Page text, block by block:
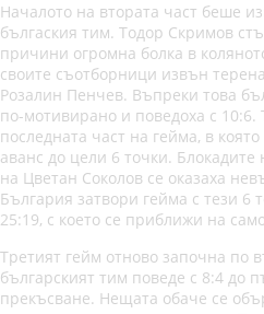
Началото на втората част беше
бългаския тим. Тодор Скримов
причини огромна болка в
своите съотборници извън
Розалин Пенчев. Въпреки това
по-мотивирано и поведоха с 10:6.
последната част на гейма, в
аванс до цели 6 точки.
на Цветан Соколов се оказаха
България затвори гейма с тези 6
25:19, с което се приближи на
Третият гейм отново започна по
българският тим поведе с 8:4 до
прекъсване. Нещата обаче се